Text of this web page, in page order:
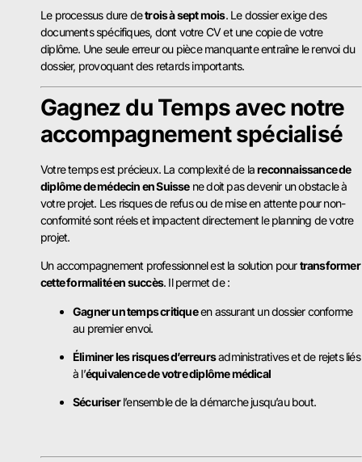
Le processus dure detrois à sept mois. Le dossier exige des
documents spécifiques, dont votre CV et une copie de votre
diplôme. Une seule erreur ou pièce manquante entraîne le renvoi du
dossier, provoquant des retards importants.
Gagnez du Temps avec notre
accompagnement spécialisé
Votre temps est précieux. La complexité de lareconnaissance de
diplôme de médecin en Suissene doit pas devenir un obstacle à
votre projet. Les risques de refus ou de mise en attente pour non-
conformité sont réels et impactent directement le planning de votre
projet.
Un accompagnement professionnel est la solution pourtransformer
cette formalité en succès. Il permet de :
Gagner un temps critiqueen assurant un dossier conforme
au premier envoi.
Éliminer les risques d’erreursadministratives et de rejets liés
à l’équivalence de votre diplôme médical
Sécuriserl’ensemble de la démarche jusqu’au bout.